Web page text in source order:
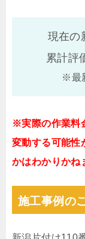
現在の
累計評
※最
※実際の作業料
変動する可能性
かはわかりかね
施工事例の